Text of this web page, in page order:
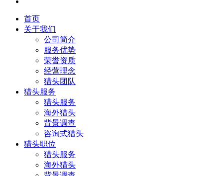
首页
关于我们
公司简介
服务优势
荣誉资质
经营理念
猎头团队
猎头服务
猎头服务
海外猎头
背景调查
咨询式猎头
猎头职位
猎头服务
海外猎头